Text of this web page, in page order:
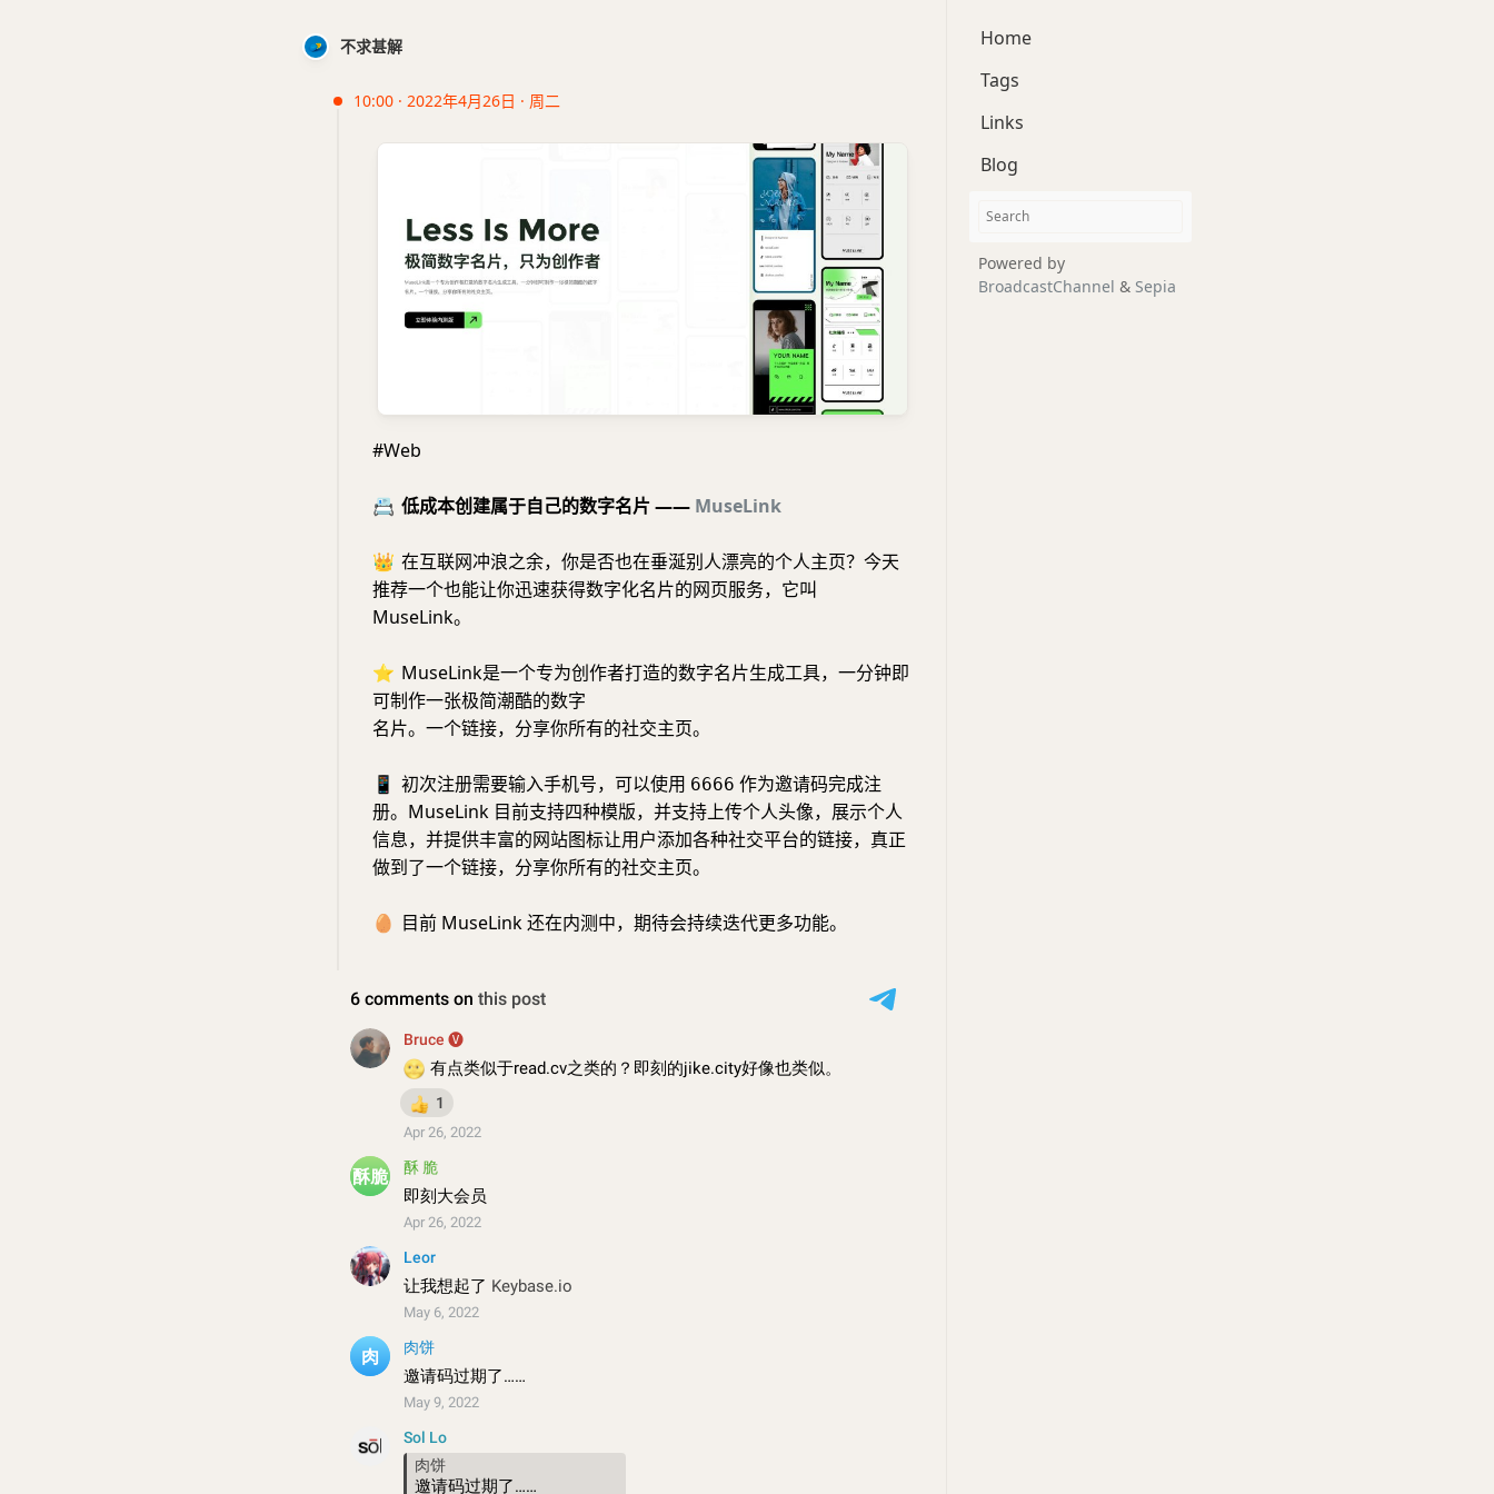
不求甚解
10:00 · 2022年4月26日 · 周二
#Web
📇 低成本创建属于自己的数字名片 —— MuseLink
👑 在互联网冲浪之余，你是否也在垂涎别人漂亮的个人主页？今天
推荐一个也能让你迅速获得数字化名片的网页服务，它叫
MuseLink。
⭐️ MuseLink是一个专为创作者打造的数字名片生成工具，一分钟即
可制作一张极简潮酷的数字
名片。一个链接，分享你所有的社交主页。
📱 初次注册需要输入手机号，可以使用 6666 作为邀请码完成注
册。MuseLink 目前支持四种模版，并支持上传个人头像，展示个人
信息，并提供丰富的网站图标让用户添加各种社交平台的链接，真正
做到了一个链接，分享你所有的社交主页。
🥚 目前 MuseLink 还在内测中，期待会持续迭代更多功能。
Home
Tags
Links
Blog
Powered by
BroadcastChannel & Sepia